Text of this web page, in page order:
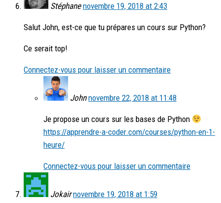
Stéphane novembre 19, 2018 at 2:43
Salut John, est-ce que tu prépares un cours sur Python?
Ce serait top!
Connectez-vous pour laisser un commentaire
John novembre 22, 2018 at 11:48
Je propose un cours sur les bases de Python
https://apprendre-a-coder.com/courses/python-en-1-
heure/
Connectez-vous pour laisser un commentaire
Jokair novembre 19, 2018 at 1:59